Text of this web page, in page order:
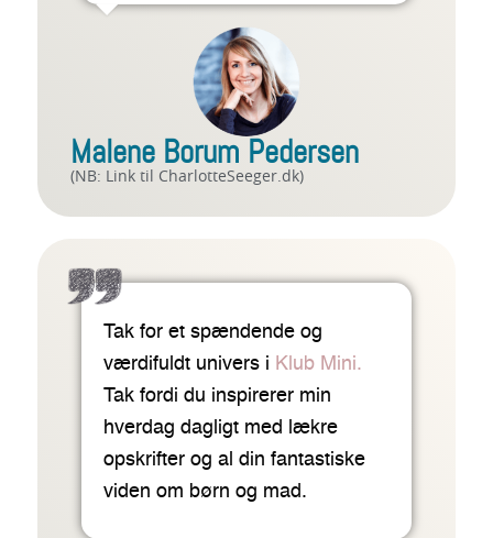
Malene Borum Pedersen
(NB: Link til CharlotteSeeger.dk)
Tak for et spændende og
værdifuldt univers i Klub Mini.
Tak fordi du inspirerer min
hverdag dagligt med lækre
opskrifter og al din fantastiske
viden om børn og mad.